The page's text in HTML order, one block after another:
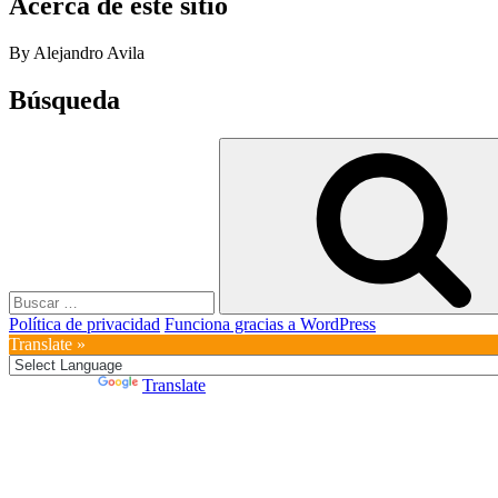
By Alejandro Avila
Búsqueda
Política de privacidad Funciona gracias a WordPress
Translate »
Translate